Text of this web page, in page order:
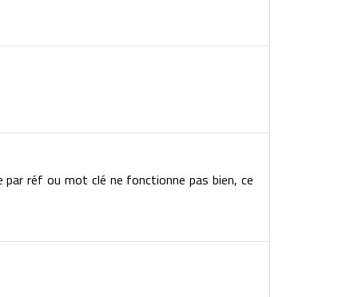
réf ou mot clé ne fonctionne pas bien, ce